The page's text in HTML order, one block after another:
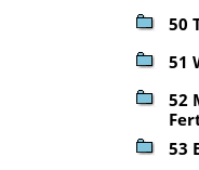
50
51
52
53